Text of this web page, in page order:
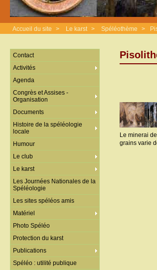
Accueil du site > Le karst > Spéléothème >
Le minerai
grains varie
Contact
Activités
Agenda
Congrès et Assises -
Organisation
Documents
Histoire de la spéléologie
locale
Humour
Le club
Le karst
Les Journées Nationales de la
Spéléologie
Les sites spéléos amis
Matériel
Photo Spéléo
Protection du karst
Publications
Spéléo : utilité publique